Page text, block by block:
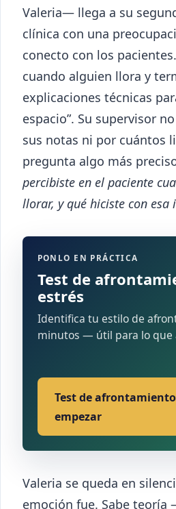
Valeria— llega a su
clínica con una
conecto con los
cuando alguien llora y
explicaciones técnicas
espacio”. Su supervisor
sus notas ni por cuántos
pregunta algo más
percibiste en el paciente
llorar, y qué hiciste con esa
PONLO EN PRÁCTICA
Test de
estrés
Identifica tu estilo de
minutos — útil para lo que
Test de
empezar
Valeria se queda en
emoción fue. Sabe teoría